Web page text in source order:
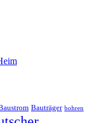
Bauträger bohren